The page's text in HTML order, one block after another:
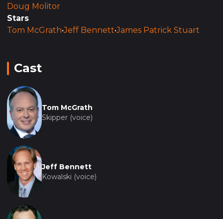
Doug Molitor
Stars
Tom McGrath•Jeff Bennett•James Patrick Stuart
Cast
Tom McGrath
Skipper (voice)
Jeff Bennett
Kowalski (voice)